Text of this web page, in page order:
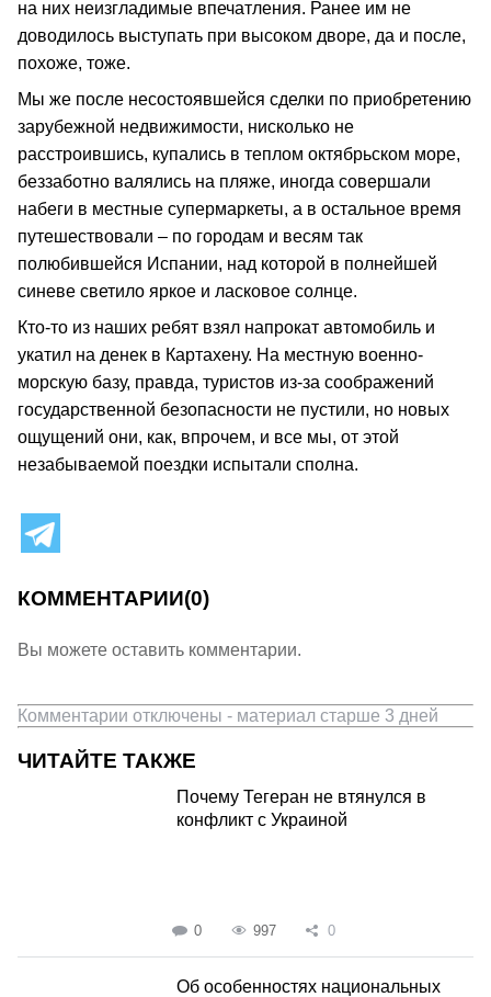
на них неизгладимые впечатления. Ранее им не
доводилось выступать при высоком дворе, да и после,
похоже, тоже.
Мы же после несостоявшейся сделки по приобретению
зарубежной недвижимости, нисколько не
расстроившись, купались в теплом октябрьском море,
беззаботно валялись на пляже, иногда совершали
набеги в местные супермаркеты, а в остальное время
путешествовали – по городам и весям так
полюбившейся Испании, над которой в полнейшей
синеве светило яркое и ласковое солнце.
Кто-то из наших ребят взял напрокат автомобиль и
укатил на денек в Картахену. На местную военно-
морскую базу, правда, туристов из-за соображений
государственной безопасности не пустили, но новых
ощущений они, как, впрочем, и все мы, от этой
незабываемой поездки испытали сполна.
КОММЕНТАРИИ(0)
Вы можете оставить комментарии.
Комментарии отключены - материал старше 3 дней
ЧИТАЙТЕ ТАКЖЕ
Почему Тегеран не втянулся в
конфликт с Украиной
0 997 0
Об особенностях национальных